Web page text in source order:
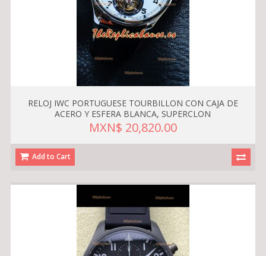
RELOJ IWC PORTUGUESE TOURBILLON CON CAJA DE
ACERO Y ESFERA BLANCA, SUPERCLON
MXN$ 20,820.00
Add to Cart